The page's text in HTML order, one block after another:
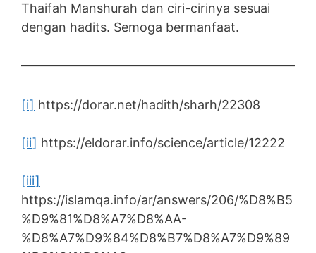
Thaifah Manshurah dan ciri-cirinya sesuai
dengan hadits. Semoga bermanfaat.
[i] https://dorar.net/hadith/sharh/22308
[ii] https://eldorar.info/science/article/12222
[iii]
https://islamqa.info/ar/answers/206/%D8%B5
%D9%81%D8%A7%D8%AA-
%D8%A7%D9%84%D8%B7%D8%A7%D9%89